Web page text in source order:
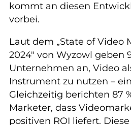
kommt an diesen
vorbei.
Laut dem „State of Video
2024" von Wyzowl geben
Unternehmen an, Video
Instrument zu nutzen –
Gleichzeitig berichten 87
Marketer, dass
positiven ROI liefert.